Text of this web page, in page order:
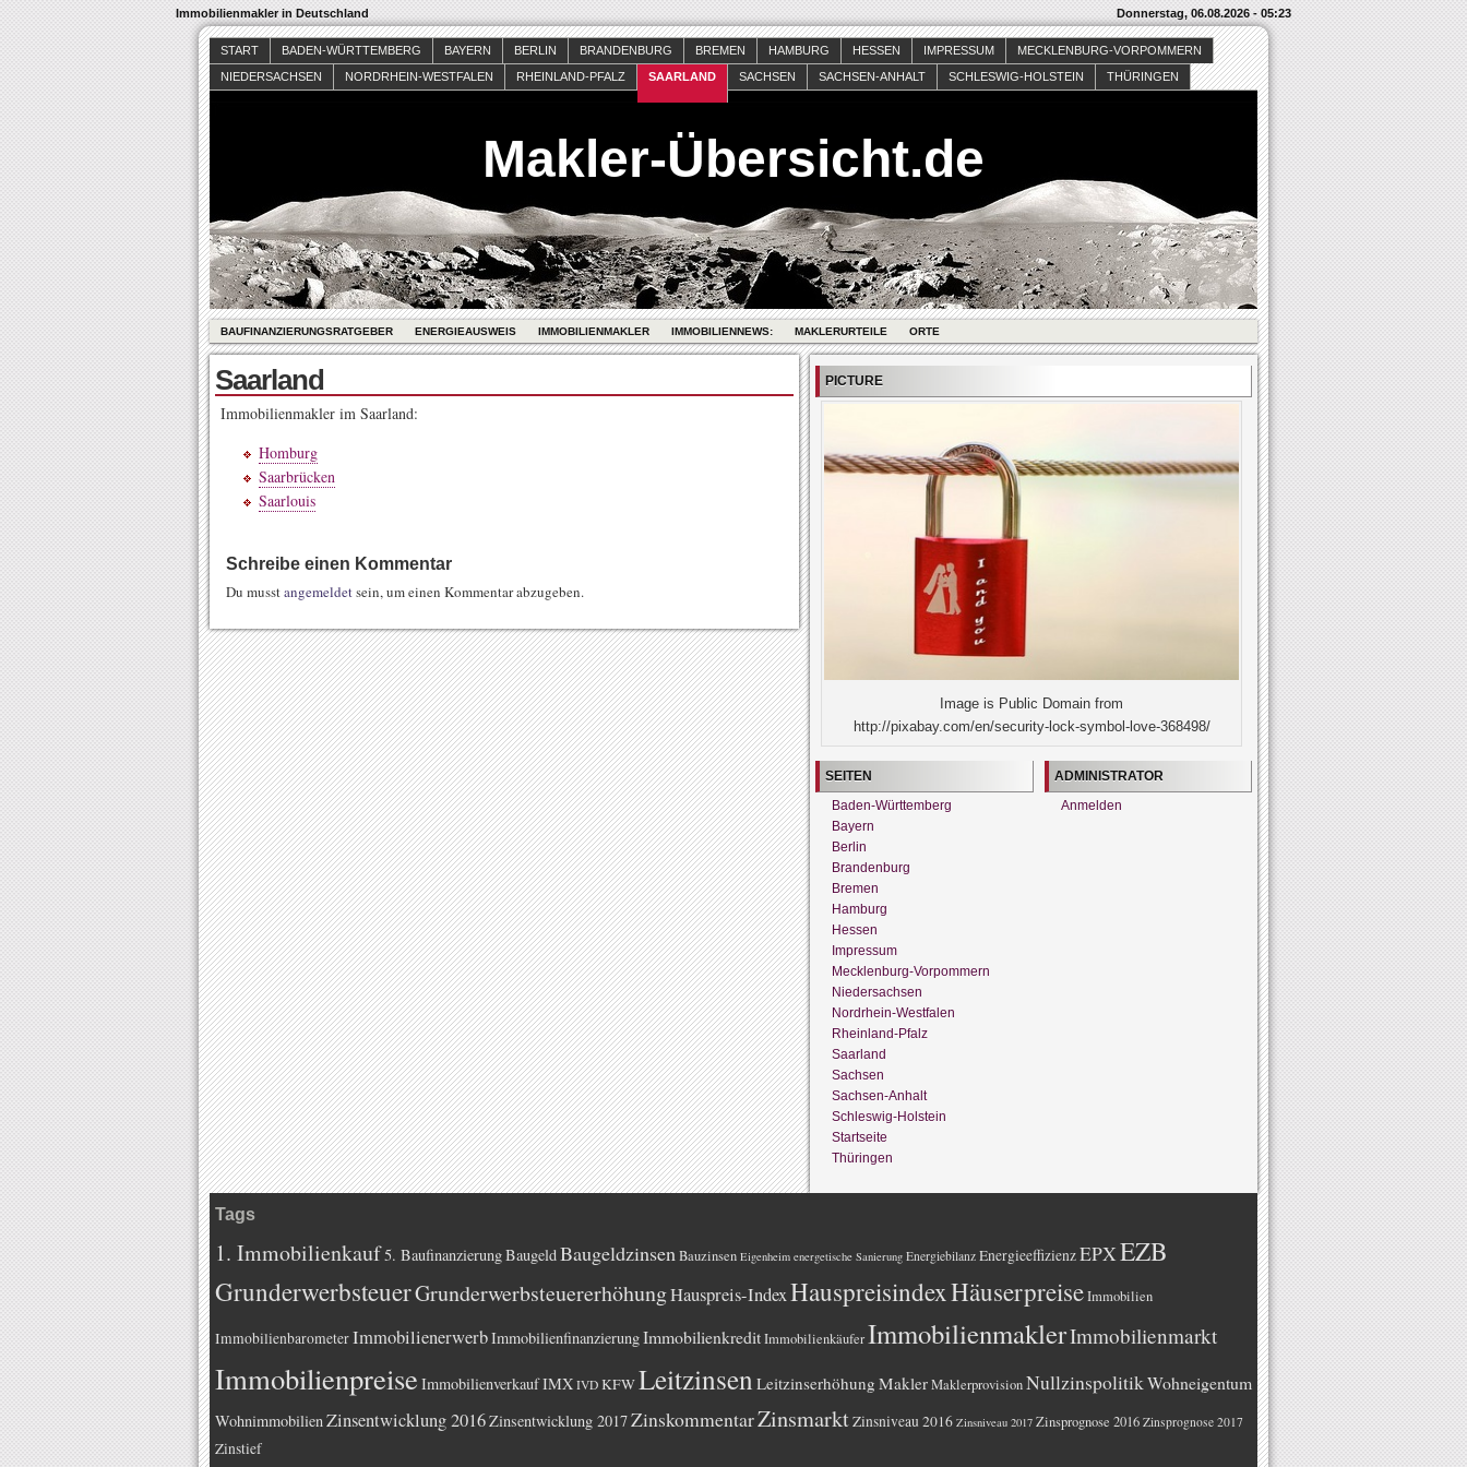
Immobilienmakler in Deutschland Donnerstag, 06.08.2026 - 05:23
START BADEN-WÜRTTEMBERG BAYERN BERLIN BRANDENBURG BREMEN HAMBURG HESSEN IMPRESSUM
MECKLENBURG-VORPOMMERN
NIEDERSACHSEN
NORDRHEIN-WESTFALEN RHEINLAND-PFALZ SAARLAND SACHSEN SACHSEN-ANHALT SCHLESWIG-HOLSTEIN THÜRINGEN
Makler-Übersicht.de
BAUFINANZIERUNGSRATGEBER ENERGIEAUSWEIS IMMOBILIENMAKLER IMMOBILIENNEWS: MAKLERURTEILE ORTE
Saarland
Immobilienmakler im Saarland:
Homburg
Saarbrücken
Saarlouis
Schreibe einen Kommentar
Du musstangemeldetsein, um einen Kommentar abzugeben.
PICTURE
Image is Public Domain from
http://pixabay.com/en/security-lock-symbol-love-368498/
SEITEN
Baden-Württemberg
Bayern
Berlin
Brandenburg
Bremen
Hamburg
Hessen
Impressum
Mecklenburg-Vorpommern
Niedersachsen
Nordrhein-Westfalen
Rheinland-Pfalz
Saarland
Sachsen
Sachsen-Anhalt
Schleswig-Holstein
Startseite
Thüringen
ADMINISTRATOR
Anmelden
Tags
1. Immobilienkauf5. BaufinanzierungBaugeldBaugeldzinsen Bauzinsen Eigenheim energetische Sanierung Energiebilanz EnergieeffizienzEPXEZB
GrunderwerbsteuerGrunderwerbsteuererhöhungHauspreis-IndexHauspreisindexHäuserpreiseImmobilien
ImmobilienbarometerImmobilienerwerbImmobilienfinanzierungImmobilienkreditImmobilienkäuferImmobilienmaklerImmobilienmarkt
Immobilienpreise ImmobilienverkaufIMX IVD KFWLeitzinsen Leitzinserhöhung MaklerMaklerprovisionNullzinspolitikWohneigentum
Wohnimmobilien Zinsentwicklung 2016Zinsentwicklung 2017ZinskommentarZinsmarktZinsniveau 2016 Zinsniveau 2017 Zinsprognose 2016 Zinsprognose 2017
Zinstief